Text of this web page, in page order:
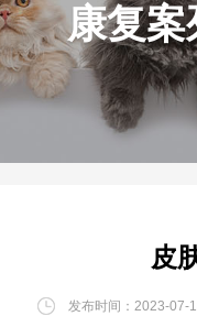
康复案
皮
发布时间：2023-07-